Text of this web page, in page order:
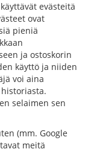
evästeitä
ovat
pieniä
ja ostoskorin
käyttö ja niiden
voi aina
selaimen sen
(mm. Google
meitä